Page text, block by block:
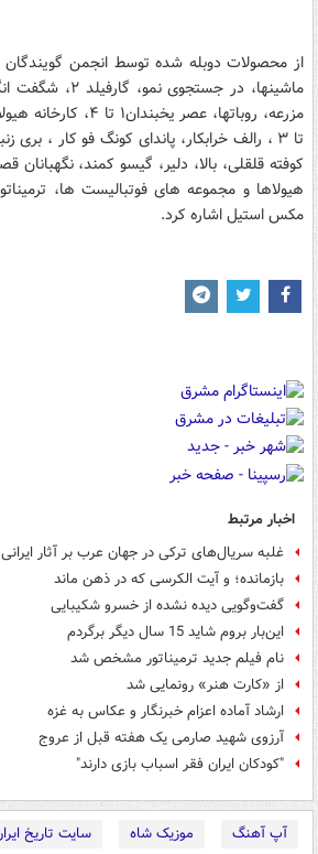
از محصولات دوبله شده توسط انجمن
تا ۳ ، رالف خرابکار، پاندای کونگ فو کار ،
کوفته قلقلی، بالا، دلیر، گیسو کمند، نگهبانان
هیولاها و مجموعه های فوتبالیست ها،
مکس استیل اشاره کرد.
اخبار مرتبط
غلبه سریال‌های ترکی در جهان عرب بر آثار ایرانی
بازمانده؛ و آیت الکرسی که در ذهن ماند
گفت‌وگویی دیده نشده از خسرو شکیبایی
این‌بار بروم شاید 15 سال دیگر برگردم
نام فیلم جدید ترمیناتور مشخص شد
از «کارت هنر» رونمایی شد
ارشاد آماده اعزام خبرنگار و عکاس به غزه
آرزوی شهید صارمی یک هفته قبل از عروج
"کودکان ایران فقر اسباب بازی دارند"
آپ آهنگ موزیک شاه
سایت تاریخ